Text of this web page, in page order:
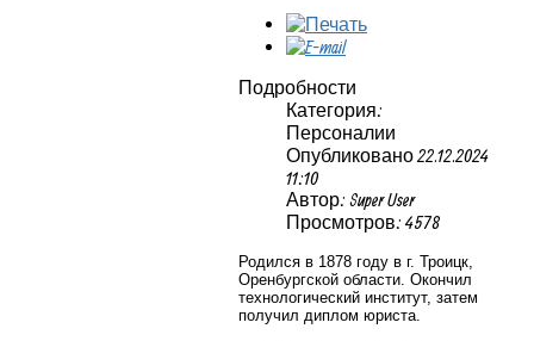
Подробности
Категория:
Персоналии
Опубликовано 22.12.2024
11:10
Автор: Super User
Просмотров: 4578
Родился в 1878 году в г. Троицк,
Оренбургской области. Окончил
технологический институт, затем
получил диплом юриста.